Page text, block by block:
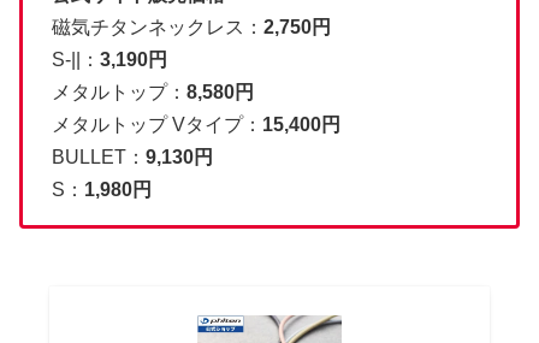
磁気チタンネックレス： 2,750円
S-||： 3,190円
メタルトップ： 8,580円
メタルトップ Vタイプ： 15,400円
BULLET： 9,130円
S： 1,980円